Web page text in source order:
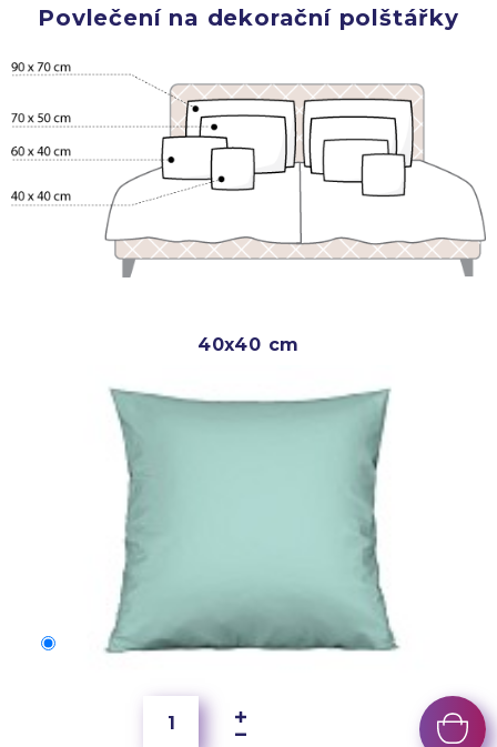
Povlečení na dekorační polštářky
40x40 cm
40x40 cm